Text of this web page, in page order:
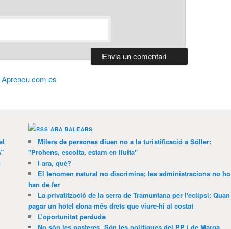
Apreneu com es
ARA BALEARS
Milers de persones diuen no a la turistificació a Sóller:
"Prohens, escolta, estam en lluita"
I ara, què?
El fenomen natural no discrimina; les administracions no ho
han de fer
La privatització de la serra de Tramuntana per l'eclipsi: Quan
pagar un hotel dona més drets que viure-hi al costat
L’oportunitat perduda